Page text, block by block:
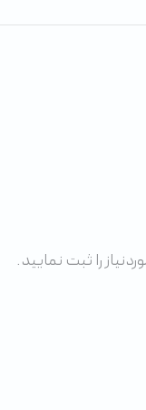
را ثبت نمایید.